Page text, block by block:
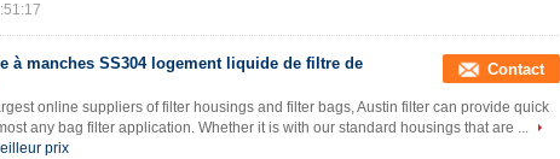
à manches SS304 logement liquide de filtre de
Contact
online suppliers of filter housings and filter bags, Austin filter can provide quick
any bag filter application. Whether it is with our standard housings that are ...
prix